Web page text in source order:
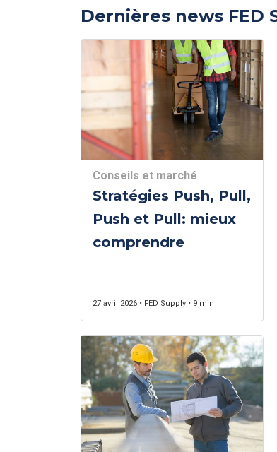
Dernières news FED
Conseils et marché
Stratégies Push, Pull,
Push et Pull: mieux
comprendre
27 avril 2026 • FED Supply • 9 min